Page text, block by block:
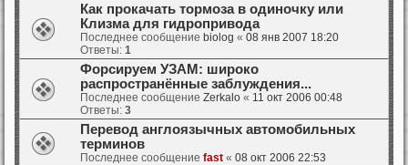
Как прокачать тормоза в одиночку или
Клизма для гидропривода
Последнее сообщение biolog « 08 янв 2007 18:20
Ответы: 1
Форсируем УЗАМ: широко
распространённые заблуждения...
Последнее сообщение Zerkalo « 11 окт 2006 00:48
Ответы: 3
Перевод англоязычных автомобильных
терминов
Последнее сообщение fast « 08 окт 2006 22:53